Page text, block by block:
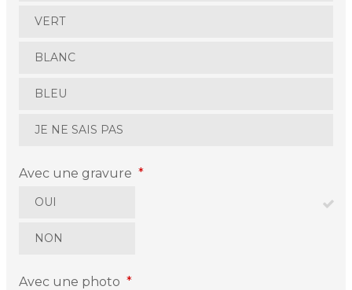
VERT
BLANC
BLEU
JE NE SAIS PAS
Avec une gravure*
OUI
NON
Avec une photo*